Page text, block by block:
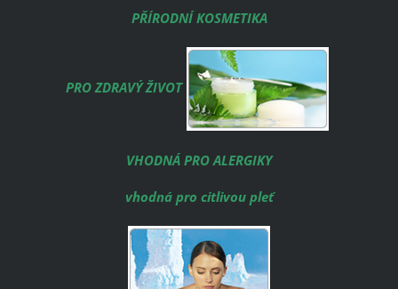
PŘÍRODNÍ KOSMETIKA
PRO ZDRAVÝ ŽIVOT
VHODNÁ PRO ALERGIKY
vhodná pro citlivou pleť